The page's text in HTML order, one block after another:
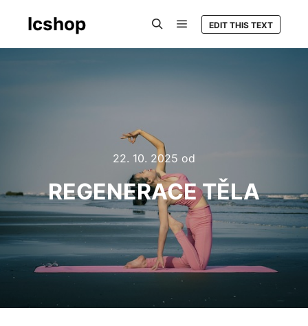
Icshop EDIT THIS TEXT
22. 10. 2025 od
REGENERACE TĚLA